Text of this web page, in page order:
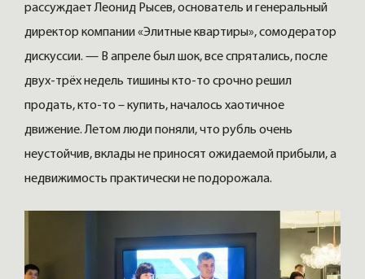
рассуждает Леонид Рысев, основатель и генеральный
директор компании «Элитные квартиры», сомодератор
дискуссии. — В апреле был шок, все спрятались, после
двух-трёх недель тишины кто-то срочно решил
продать, кто-то – купить, началось хаотичное
движение. Летом люди поняли, что рубль очень
неустойчив, вклады не приносят ожидаемой прибыли, а
недвижимость практически не подорожала.